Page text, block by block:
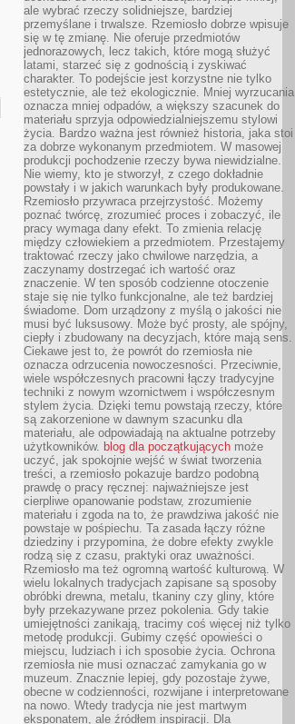
ale wybrać rzeczy solidniejsze, bardziej
przemyślane i trwalsze. Rzemiosło dobrze wpisuje
się w tę zmianę. Nie oferuje przedmiotów
jednorazowych, lecz takich, które mogą służyć
latami, starzeć się z godnością i zyskiwać
charakter. To podejście jest korzystne nie tylko
estetycznie, ale też ekologicznie. Mniej wyrzucania
oznacza mniej odpadów, a większy szacunek do
materiału sprzyja odpowiedzialniejszemu stylowi
życia. Bardzo ważna jest również historia, jaka stoi
za dobrze wykonanym przedmiotem. W masowej
produkcji pochodzenie rzeczy bywa niewidzialne.
Nie wiemy, kto je stworzył, z czego dokładnie
powstały i w jakich warunkach były produkowane.
Rzemiosło przywraca przejrzystość. Możemy
poznać twórcę, zrozumieć proces i zobaczyć, ile
pracy wymaga dany efekt. To zmienia relację
między człowiekiem a przedmiotem. Przestajemy
traktować rzeczy jako chwilowe narzędzia, a
zaczynamy dostrzegać ich wartość oraz
znaczenie. W ten sposób codzienne otoczenie
staje się nie tylko funkcjonalne, ale też bardziej
świadome. Dom urządzony z myślą o jakości nie
musi być luksusowy. Może być prosty, ale spójny,
ciepły i zbudowany na decyzjach, które mają sens.
Ciekawe jest to, że powrót do rzemiosła nie
oznacza odrzucenia nowoczesności. Przeciwnie,
wiele współczesnych pracowni łączy tradycyjne
techniki z nowym wzornictwem i współczesnym
stylem życia. Dzięki temu powstają rzeczy, które
są zakorzenione w dawnym szacunku dla
materiału, ale odpowiadają na aktualne potrzeby
użytkowników. blog dla początkujących może
uczyć, jak spokojnie wejść w świat tworzenia
treści, a rzemiosło pokazuje bardzo podobną
prawdę o pracy ręcznej: najważniejsze jest
cierpliwe opanowanie podstaw, zrozumienie
materiału i zgoda na to, że prawdziwa jakość nie
powstaje w pośpiechu. Ta zasada łączy różne
dziedziny i przypomina, że dobre efekty zwykle
rodzą się z czasu, praktyki oraz uważności.
Rzemiosło ma też ogromną wartość kulturową. W
wielu lokalnych tradycjach zapisane są sposoby
obróbki drewna, metalu, tkaniny czy gliny, które
były przekazywane przez pokolenia. Gdy takie
umiejętności zanikają, tracimy coś więcej niż tylko
metodę produkcji. Gubimy część opowieści o
miejscu, ludziach i ich sposobie życia. Ochrona
rzemiosła nie musi oznaczać zamykania go w
muzeum. Znacznie lepiej, gdy pozostaje żywe,
obecne w codzienności, rozwijane i interpretowane
na nowo. Wtedy tradycja nie jest martwym
eksponatem, ale źródłem inspiracji. Dla